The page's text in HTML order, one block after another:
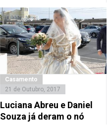
Casamento
21 de Outubro, 2017
Luciana Abreu e Daniel
Souza já deram o nó